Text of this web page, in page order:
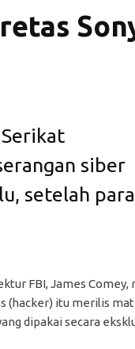
siber
setelah para
FBI, James Comey,
(hacker) itu merilis
dipakai secara